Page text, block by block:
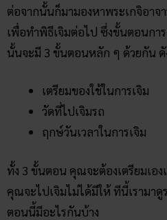
ต่อจากนั้นก็มามองหาพระเกจิอาจ
เพื่อทำพิธีเจิมต่อไป ซึ่งขั้นตอนกา
นั้นจะมี 3 ขั้นตอนหลัก ๆ ด้วยกัน ดั
เตรียมของใช้ในการเจิม
วัดที่ไปเจิมรถ
ฤกษ์วันเวลาในการเจิม
ทั้ง 3 ขั้นตอน คุณจะต้องเตรียมเอ
คุณจะไปเจิมไม่ได้มีให้ ทีนี้เรามา
ตอนนี้มีอะไรกันบ้าง